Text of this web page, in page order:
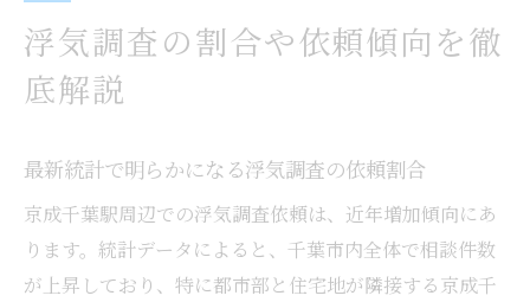
浮気調査の割合や依頼傾向を徹
底解説
最新統計で明らかになる浮気調査の依頼割合
京成千葉駅周辺での浮気調査依頼は、近年増加傾向にあ
ります。統計データによると、千葉市内全体で相談件数
が上昇しており、特に都市部と住宅地が隣接する京成千